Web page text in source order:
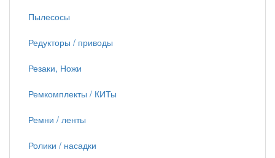
Пылесосы
Редукторы / приводы
Резаки, Ножи
Ремкомплекты / КИТы
Ремни / ленты
Ролики / насадки